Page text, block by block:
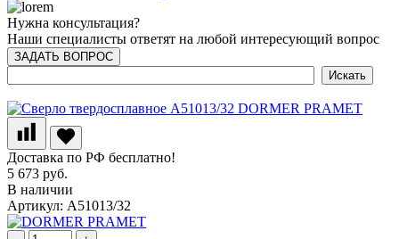
Нужна консультация?
Наши специалисты ответят на любой интересующий вопрос
ЗАДАТЬ ВОПРОС
Доставка по РФ бесплатно!
5 673 руб.
В наличии
Артикул: A51013/32